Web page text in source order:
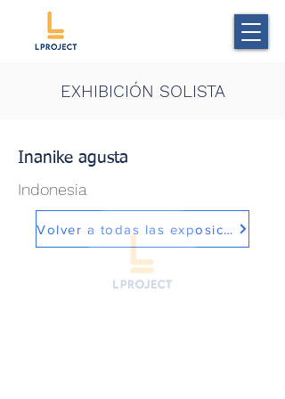
EXHIBICIÓN SOLISTA
Inanike agusta
Indonesia
Volver a todas las exposiciones